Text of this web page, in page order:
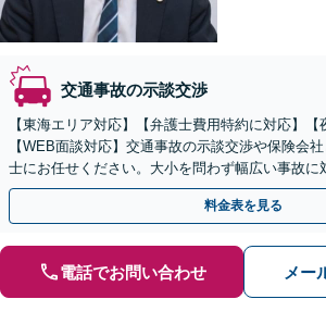
交通事故の示談交渉
【東海エリア対応】【弁護士費用特約に対応】【
【WEB面談対応】交通事故の示談交渉や保険会
士にお任せください。大小を問わず幅広い事故に
療に専念できるようサポートいたします。
料金表を見る
電話でお問い合わせ メー